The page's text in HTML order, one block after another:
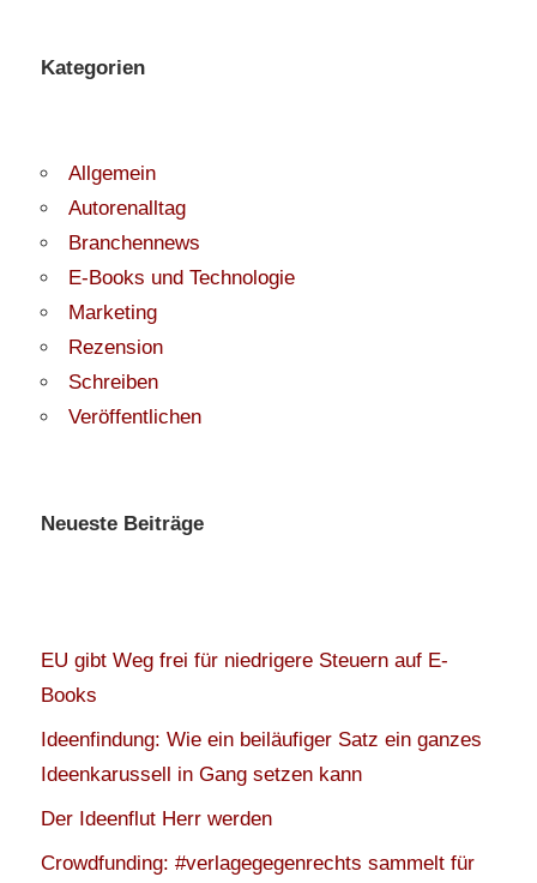
Kategorien
Allgemein
Autorenalltag
Branchennews
E-Books und Technologie
Marketing
Rezension
Schreiben
Veröffentlichen
Neueste Beiträge
EU gibt Weg frei für niedrigere Steuern auf E-
Books
Ideenfindung: Wie ein beiläufiger Satz ein ganzes
Ideenkarussell in Gang setzen kann
Der Ideenflut Herr werden
Crowdfunding: #verlagegegenrechts sammelt für